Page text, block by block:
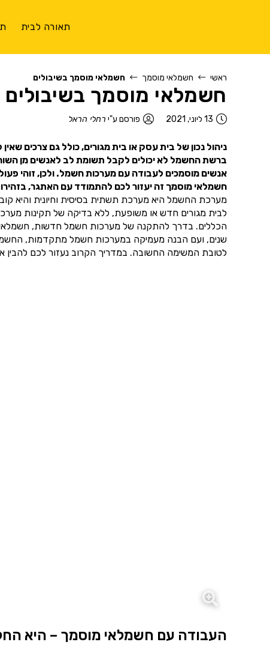
תאורה לבית
ראשי חשמלאי מוסמך חשמלאי מוסמך בשיבולים
חשמלאי מוסמך בשיבולים
13 ליוני, 2021 פורסם ע"י רחלי הראל
ניהול נכון של בית עסק או בית מגורים, כולל גם צרכים
ברשת החשמל לא יכולים לקבל תשומת לב לאנשים מן
אנשים מוסמכים לעבודה עם מערכות חשמל. ולכן, זוהי
חשמלאי מוסמך זה יעזור לכם להתמודד עם האתגר,
מערכת החשמל היא מערכת תשתית בסיסית וחיונית והיא
לבית מגורים חדש או משופעת, ללא בדיקה של תקינות
הכללים. בדרך להתקנה של מערכות חשמל חדשות, חשמלאי
שנים, ועם הבנה מעמיקה במערכות חשמל מתקדמות,
לטובת המשימה החשובה. במדריך הקרוב נעזור לכם להבין
העבודה עם חשמלאי מוסמך – היא